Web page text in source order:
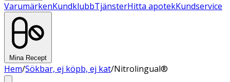
VarumärkenKundklubbTjänsterHitta apotekKundservice
Mina Recept
Hem/Sökbar, ej köpb, ej kat/Nitrolingual®